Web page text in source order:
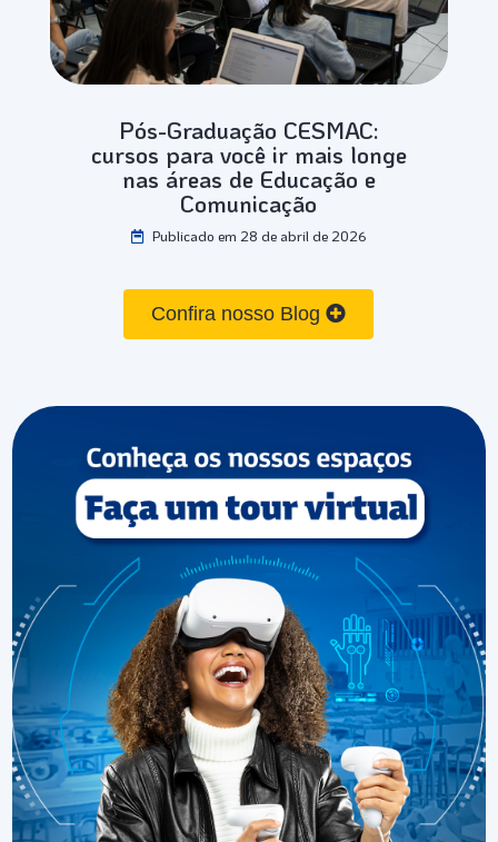
Pós-Graduação CESMAC:
cursos para você ir mais longe
nas áreas de Educação e
Comunicação
Publicado em 28 de abril de 2026
Confira nosso Blog